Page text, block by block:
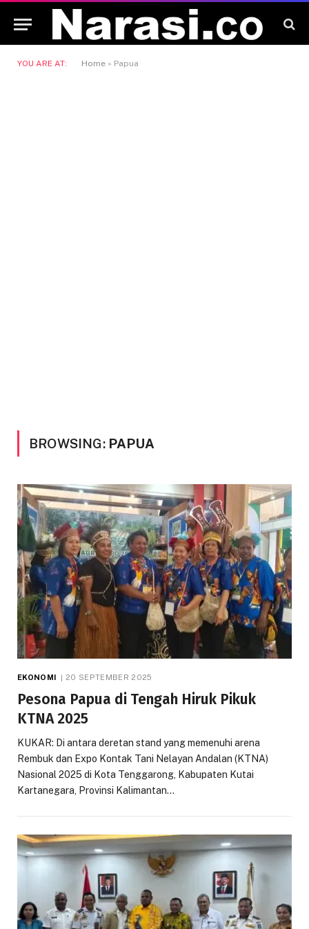
YOU ARE AT: Home » Papua
BROWSING: PAPUA
EKONOMI 20 SEPTEMBER 2025
Pesona Papua di Tengah Hiruk Pikuk
KTNA 2025
KUKAR: Di antara deretan stand yang memenuhi arena
Rembuk dan Expo Kontak Tani Nelayan Andalan (KTNA)
Nasional 2025 di Kota Tenggarong, Kabupaten Kutai
Kartanegara, Provinsi Kalimantan…